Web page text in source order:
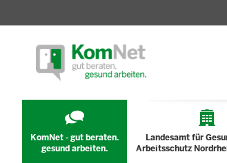
KomNet - gut beraten.
gesund arbeiten.
Landesamt für
Arbeitsschutz